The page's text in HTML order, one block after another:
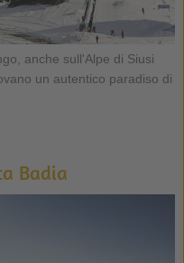
anche sull'Alpe di Siusi
un autentico paradiso di
Badia